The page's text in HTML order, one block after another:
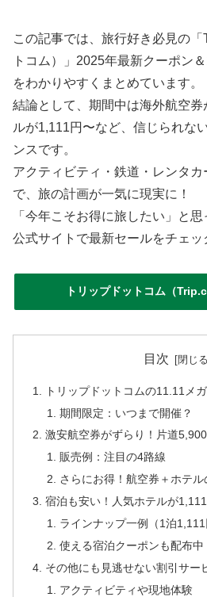
この記事では、旅行好き必見の
トコム）」2025年最新クーポン
をわかりやすくまとめています。
結論として、期間中は海外航空
ルが1,111円〜など、信じられな
ンスです。
アクティビティ・鉄道・レンタ
で、旅の計画が一気に現実に！
「今年こそお得に旅したい」と
公式サイトで最新セールをチェッ
トリップドットコム（
目次
トリップドットコムの11.11メ
期間限定：いつまで開催？
激安航空券がずらり！片道
販売例：注目の4路線
さらにお得！航空券＋ホテ
宿泊も安い！人気ホテルが
ラインナップ一例（1泊1,111
使える宿泊クーポンも配布中
その他にも見逃せない割引サー
アクティビティや現地体験